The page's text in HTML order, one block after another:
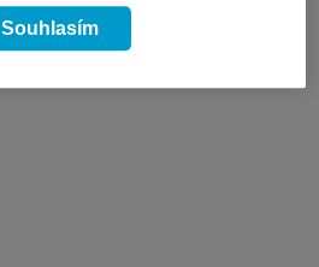
Souhlasím